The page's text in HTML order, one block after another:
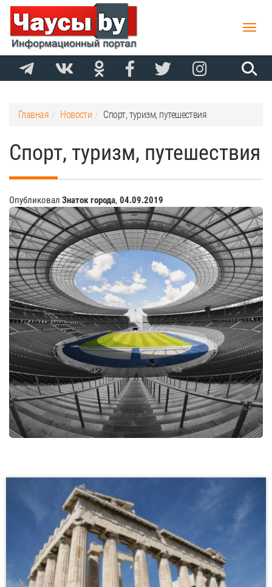
Toggle
Главная Новости Спорт, туризм, путешествия
Спорт, туризм, путешествия
Опубликовал Знаток города, 04.09.2019